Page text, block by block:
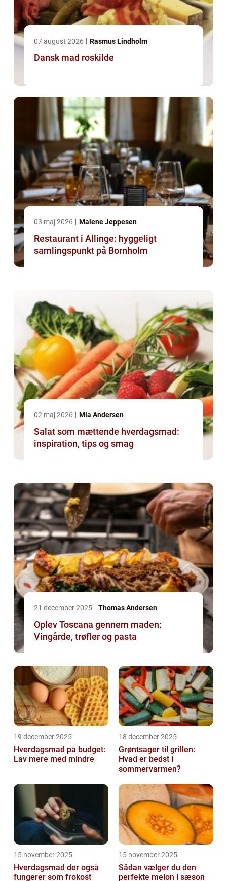
07 august 2026 Rasmus Lindholm
Dansk mad roskilde
03 maj 2026 Malene Jeppesen
Restaurant i Allinge: hyggeligt
samlingspunkt på Bornholm
02 maj 2026 Mia Andersen
Salat som mættende hverdagsmad:
inspiration, tips og smag
21 december 2025 Thomas Andersen
Oplev Toscana gennem maden:
Vingårde, trøfler og pasta
19 december 2025
Hverdagsmad på budget:
Lav mere med mindre
18 december 2025
Grøntsager til grillen:
Hvad er bedst i
sommervarmen?
15 november 2025
Hverdagsmad der også
fungerer som frokost
15 november 2025
Sådan vælger du den
perfekte melon i sæson